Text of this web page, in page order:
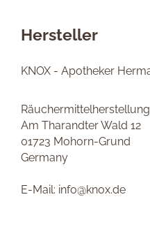
Hersteller
KNOX - Apotheker
Am Tharandter Wald 12
01723 Mohorn-Grund
Germany
E-Mail: info@knox.de